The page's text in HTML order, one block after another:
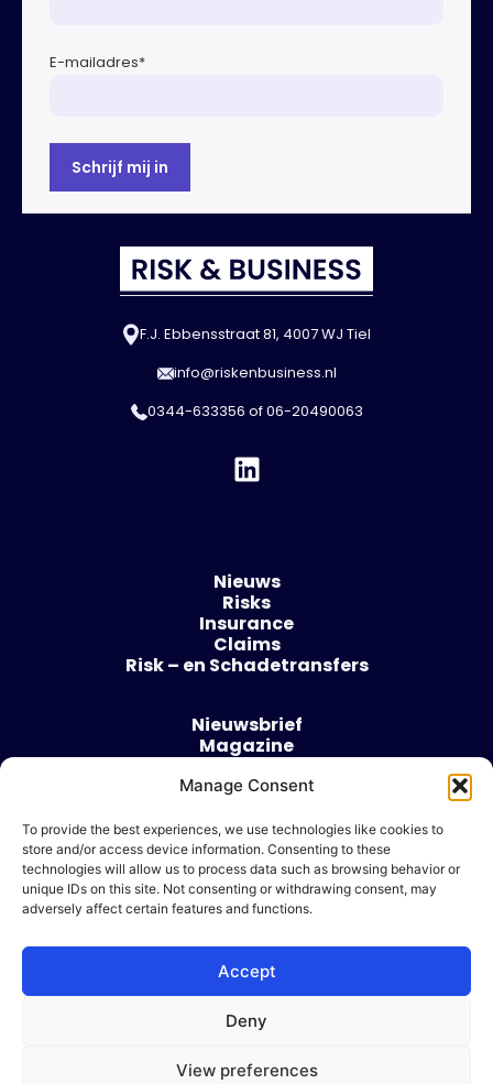
Manage Consent
To provide the best experiences, we use technologies like cookies to
store and/or access device information. Consenting to these
technologies will allow us to process data such as browsing behavior or
unique IDs on this site. Not consenting or withdrawing consent, may
adversely affect certain features and functions.
Accept
Deny
View preferences
E-mailadres*
F.J. Ebbensstraat 81, 4007 WJ Tiel
info@riskenbusiness.nl
0344-633356 of06-20490063
Nieuws
Risks
Insurance
Claims
Risk – en Schadetransfers
Nieuwsbrief
Magazine
Over
Algemene voorwaarden
Cookie beleid
Ik wil adverteren
© 2026 Risk & Business